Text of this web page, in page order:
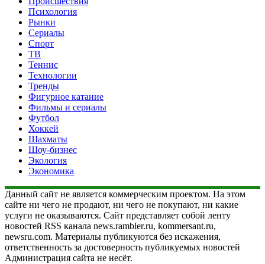
Психология
Рынки
Сериалы
Спорт
ТВ
Теннис
Технологии
Тренды
Фигурное катание
Фильмы и сериалы
Футбол
Хоккей
Шахматы
Шоу-бизнес
Экология
Экономика
Данный сайт не является коммерческим проектом. На этом
сайте ни чего не продают, ни чего не покупают, ни какие
услуги не оказываются. Сайт представляет собой ленту
новостей RSS канала news.rambler.ru, kommersant.ru,
newsru.com. Материалы публикуются без искажения,
ответственность за достоверность публикуемых новостей
Администрация сайта не несёт.